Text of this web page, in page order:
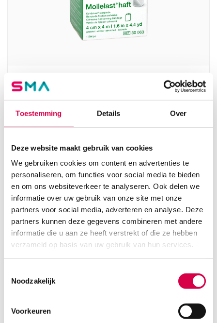
Toestemming Details Over
Deze website maakt gebruik van cookies
We gebruiken cookies om content en advertenties te
personaliseren, om functies voor social media te bieden
en om ons websiteverkeer te analyseren. Ook delen we
informatie over uw gebruik van onze site met onze
partners voor social media, adverteren en analyse. Deze
partners kunnen deze gegevens combineren met andere
informatie die u aan ze heeft verstrekt of die ze hebben
verzameld op basis van uw gebruik van hun services.
Noodzakelijk
Voorkeuren
Mollelast haft cohesief fixatiewindsel, 4cm x
4m (1)
1 stuk, 4cm x 4m, wit
3 tot 5 werkdagen
Mollelast haft cohesief fixatiewindsel, 4cm x